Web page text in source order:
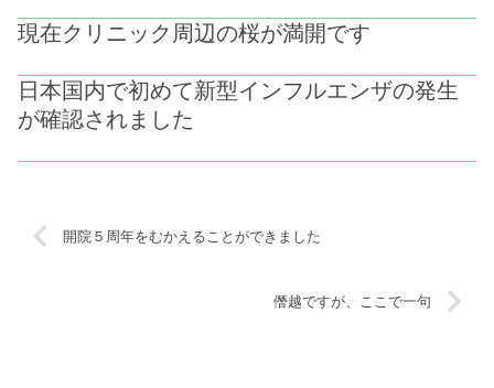
現在クリニック周辺の桜が満開です
日本国内で初めて新型インフルエンザの発生
が確認されました
開院５周年をむかえることができました
僭越ですが、ここで一句